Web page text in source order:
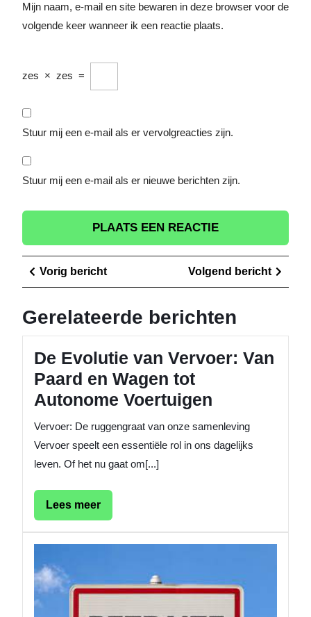
Mijn naam, e-mail en site bewaren in deze browser voor de
volgende keer wanneer ik een reactie plaats.
zes × zes =
Stuur mij een e-mail als er vervolgreacties zijn.
Stuur mij een e-mail als er nieuwe berichten zijn.
Berichtnavigatie
Vorig berichtVorig
bericht
Volgend bericht
bericht
Gerelateerde berichten
De Evolutie van Vervoer: Van
Paard en Wagen tot
Autonome Voertuigen
Vervoer: De ruggengraat van onze samenleving
Vervoer speelt een essentiële rol in ons dagelijks
leven. Of het nu gaat om[...]
Lees meerLees
meer